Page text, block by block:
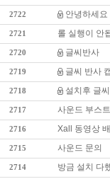
2722 안녕하세요
2721 롤 실행이 안
2720 글씨반사
2719 글씨 반사
2718 설치후 글
2717 사운드 부스
2716 Xall 동영상
2715 사운드 문의
2714 방금 설치 다